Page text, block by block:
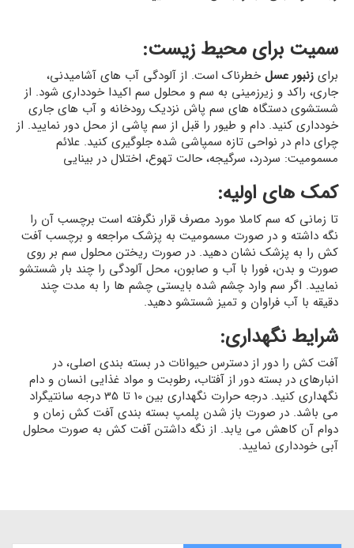
سمیت برای محیط زیست:
برای زنبور عسل خطرناک است. از آلودگی آب های آشامیدنی،
جاری، راکد و زیرزمینی به سم و محلول سم اکیدا خودداری شود. از
شستشوی دستگاه های سم پاش نزدیک رودخانه و آب های جاری
خودداری کنید. دام و طیور را قبل از سم پاشی از محل دور نمایید. از
چرای دام در نواحی تازه سمپاشی شده جلوگیری کنید. علائم
مسمومیت: سردرد، سرگیجه، حالت تهوع، اختلال در بینایی
کمک های اولیه:
تا زمانی که سم کاملا مورد مصرف قرار نگرفته است برچسب آن را
نگه داشته و در صورت مسمومیت به پزشک مراجعه و برچسب آفت
کش را به پزشک نشان دهید. در صورت ریختن محلول سم بر روی
صورت و بدن، فورا با آب و صابون، محل آلودگی را چند بار شستشو
نمایید. اگر سم وارد چشم شده بایستی چشم ها را به مدت چند
دقیقه با آب فراوان و تمیز شستشو دهید.
شرایط نگهداری:
آفت کش را دور از دسترس حیوانات در بسته بندی اصلی، در
انبارهای در بسته دور از آفتاب، رطوبت و مواد غذایی انسان و دام
نگهداری کنید. درجه حرارت نگهداری بین 10 تا 35 درجه سانتیگراد
می باشد. در صورت باز شدن پلمپ بسته بندی آفت کش زمان و
دوام آن کاهش می یابد. از نگه داشتن آفت کش به صورت محلول
آبی خودداری نمایید.